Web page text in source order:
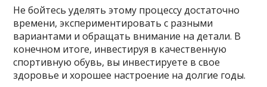
Не бойтесь уделять этому процессу достаточно
времени, экспериментировать с разными
вариантами и обращать внимание на детали. В
конечном итоге, инвестируя в качественную
спортивную обувь, вы инвестируете в свое
здоровье и хорошее настроение на долгие годы.